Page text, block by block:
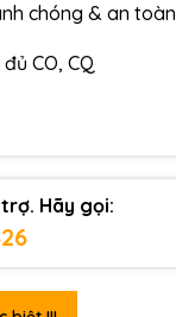
chóng & an toàn
CO, CQ
Hãy gọi: